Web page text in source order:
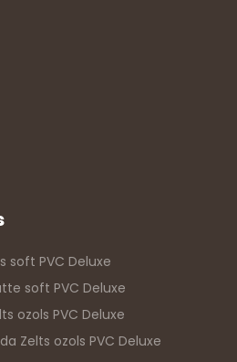
soft PVC Deluxe
soft PVC Deluxe
ozols PVC Deluxe
Zelts ozols PVC Deluxe